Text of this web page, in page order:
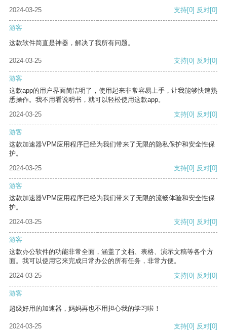
2024-03-25 支持[0] 反对[0]
游客
这款软件简直是神器，解决了我所有问题。
2024-03-25 支持[0] 反对[0]
游客
这款app的用户界面简洁明了，使用起来非常容易上手，让我能够快速熟
悉操作。我不用看说明书，就可以轻松使用这款app。
2024-03-25
支持[0] 反对[0]
游客
这款加速器VPM应用程序已经为我们带来了无限的隐私保护和安全性保
护。
2024-03-25
支持[0] 反对[0]
游客
这款加速器VPM应用程序已经为我们带来了无限的流畅体验和安全性保
护。
2024-03-25
支持[0] 反对[0]
游客
这款办公软件的功能非常全面，涵盖了文档、表格、演示文稿等各个方
面。我可以使用它来完成日常办公的所有任务，非常方便。
2024-03-25
支持[0] 反对[0]
游客
超级好用的加速器，妈妈再也不用担心我的学习啦！
2024-03-25 支持[0] 反对[0]